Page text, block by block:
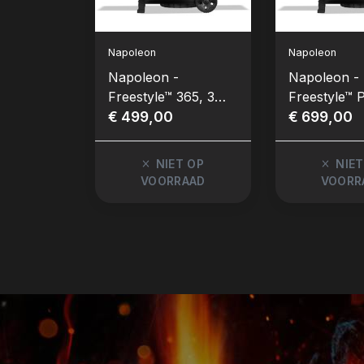
Napoleon
Napoleon -
Freestyle™ 365, 3
hoofdbranders met
€ 499,00
NIET OP
VOORRAAD
Napoleon
Napoleon -
Freestyle™
3
zwart
€ 699,00